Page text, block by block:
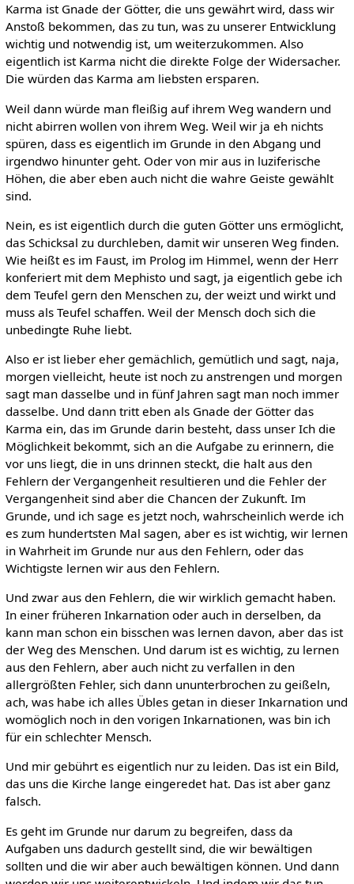
Karma ist Gnade der Götter, die uns gewährt wird, dass wir
Anstoß bekommen, das zu tun, was zu unserer Entwicklung
wichtig und notwendig ist, um weiterzukommen. Also
eigentlich ist Karma nicht die direkte Folge der Widersacher.
Die würden das Karma am liebsten ersparen.
Weil dann würde man fleißig auf ihrem Weg wandern und
nicht abirren wollen von ihrem Weg. Weil wir ja eh nichts
spüren, dass es eigentlich im Grunde in den Abgang und
irgendwo hinunter geht. Oder von mir aus in luziferische
Höhen, die aber eben auch nicht die wahre Geiste gewählt
sind.
Nein, es ist eigentlich durch die guten Götter uns ermöglicht,
das Schicksal zu durchleben, damit wir unseren Weg finden.
Wie heißt es im Faust, im Prolog im Himmel, wenn der Herr
konferiert mit dem Mephisto und sagt, ja eigentlich gebe ich
dem Teufel gern den Menschen zu, der weizt und wirkt und
muss als Teufel schaffen. Weil der Mensch doch sich die
unbedingte Ruhe liebt.
Also er ist lieber eher gemächlich, gemütlich und sagt, naja,
morgen vielleicht, heute ist noch zu anstrengen und morgen
sagt man dasselbe und in fünf Jahren sagt man noch immer
dasselbe. Und dann tritt eben als Gnade der Götter das
Karma ein, das im Grunde darin besteht, dass unser Ich die
Möglichkeit bekommt, sich an die Aufgabe zu erinnern, die
vor uns liegt, die in uns drinnen steckt, die halt aus den
Fehlern der Vergangenheit resultieren und die Fehler der
Vergangenheit sind aber die Chancen der Zukunft. Im
Grunde, und ich sage es jetzt noch, wahrscheinlich werde ich
es zum hundertsten Mal sagen, aber es ist wichtig, wir lernen
in Wahrheit im Grunde nur aus den Fehlern, oder das
Wichtigste lernen wir aus den Fehlern.
Und zwar aus den Fehlern, die wir wirklich gemacht haben.
In einer früheren Inkarnation oder auch in derselben, da
kann man schon ein bisschen was lernen davon, aber das ist
der Weg des Menschen. Und darum ist es wichtig, zu lernen
aus den Fehlern, aber auch nicht zu verfallen in den
allergrößten Fehler, sich dann ununterbrochen zu geißeln,
ach, was habe ich alles Übles getan in dieser Inkarnation und
womöglich noch in den vorigen Inkarnationen, was bin ich
für ein schlechter Mensch.
Und mir gebührt es eigentlich nur zu leiden. Das ist ein Bild,
das uns die Kirche lange eingeredet hat. Das ist aber ganz
falsch.
Es geht im Grunde nur darum zu begreifen, dass da
Aufgaben uns dadurch gestellt sind, die wir bewältigen
sollten und die wir aber auch bewältigen können. Und dann